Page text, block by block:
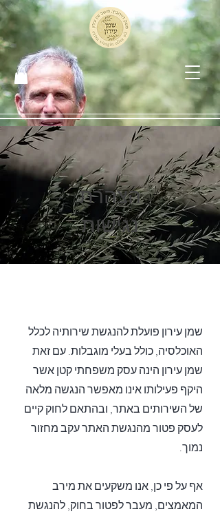
הצהרת
נגישות
שמן עירון פועלת להנגשת שירותיה לכלל
האוכלסיה, כולל בעלי מוגבלות. עם זאת
שמן עירון הינה עסק משפחתי קטן אשר
היקף פעילותו אינו מאפשר הנגשה מלאה
של השירותים באתר, ובהתאם לחוק קיים
לעסק פטור מהנגשת האתר עקב מחזור
נמוך.
אף על פי כן, אנו משקעים את מירב
המאמצים, מעבר לפטור בחוק, להנגשת